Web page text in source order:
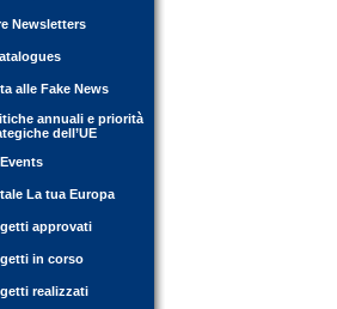
Newsletters
alle Fake News
annuali e priorità
dell’UE
La tua Europa
approvati
in corso
realizzati